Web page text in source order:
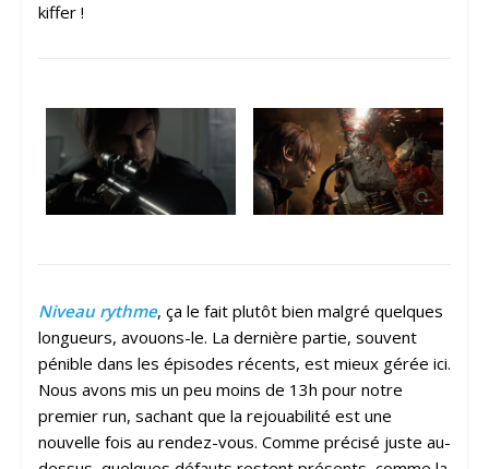
kiffer !
Niveau rythme, ça le fait plutôt bien malgré quelques
longueurs, avouons-le. La dernière partie, souvent
pénible dans les épisodes récents, est mieux gérée ici.
Nous avons mis un peu moins de 13h pour notre
premier run, sachant que la rejouabilité est une
nouvelle fois au rendez-vous. Comme précisé juste au-